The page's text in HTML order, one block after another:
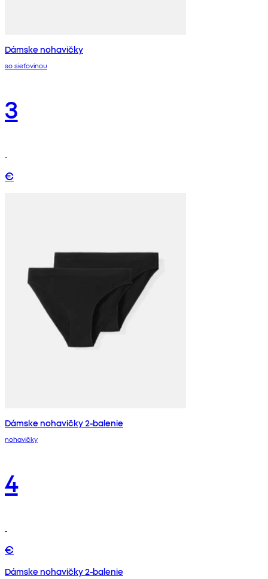
Dámske nohavičky
so sieťovinou
3
€
Dámske nohavičky 2-balenie
nohavičky
4
€
Dámske nohavičky 2-balenie